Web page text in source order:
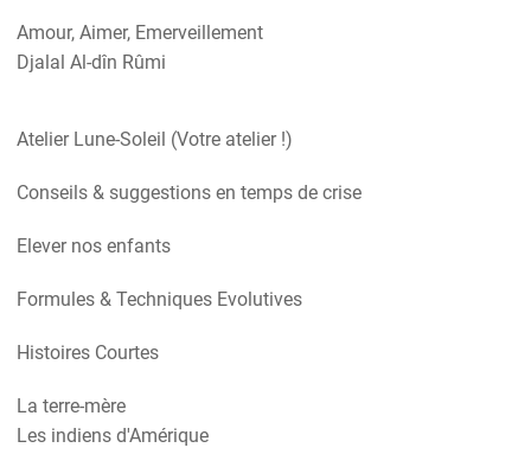
Amour, Aimer, Emerveillement
Djalal Al-dîn Rûmi
Atelier Lune-Soleil (Votre atelier !)
Conseils & suggestions en temps de crise
Elever nos enfants
Formules & Techniques Evolutives
Histoires Courtes
La terre-mère
Les indiens d'Amérique